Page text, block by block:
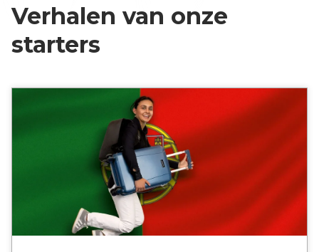
Verhalen van onze
starters